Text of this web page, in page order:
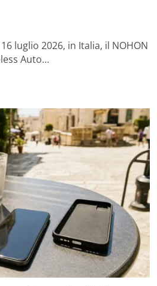
luglio 2026, in Italia, il NOHON
Auto…